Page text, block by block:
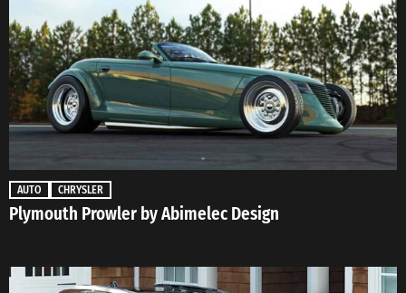
AUTO CHRYSLER
Plymouth Prowler by Abimelec Design